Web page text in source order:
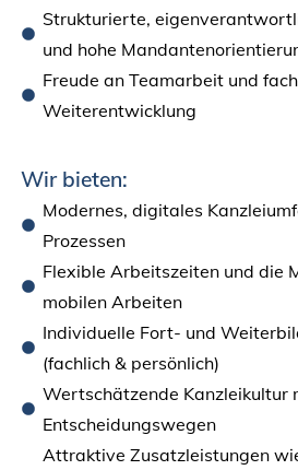
Strukturierte,
und hohe
Freude an Teamarbeit und
Weiterentwicklung
Wir bieten:
Modernes, digitales
Prozessen
Flexible Arbeitszeiten und die
mobilen Arbeiten
Individuelle Fort- und
(fachlich & persönlich)
Wertschätzende Kanzleikultur
Entscheidungswegen
Attraktive Zusatzleistungen